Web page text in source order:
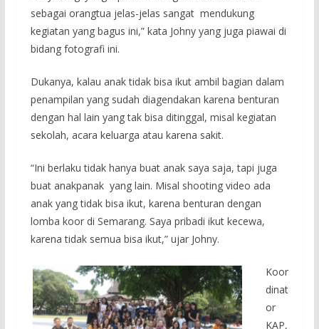
sebagai orangtua jelas-jelas sangat mendukung
kegiatan yang bagus ini,” kata Johny yang juga piawai di
bidang fotografi ini.
Dukanya, kalau anak tidak bisa ikut ambil bagian dalam
penampilan yang sudah diagendakan karena benturan
dengan hal lain yang tak bisa ditinggal, misal kegiatan
sekolah, acara keluarga atau karena sakit.
“Ini berlaku tidak hanya buat anak saya saja, tapi juga
buat anakpanak yang lain. Misal shooting video ada
anak yang tidak bisa ikut, karena benturan dengan
lomba koor di Semarang. Saya pribadi ikut kecewa,
karena tidak semua bisa ikut,” ujar Johny.
Koor
dinat
or
KAP,